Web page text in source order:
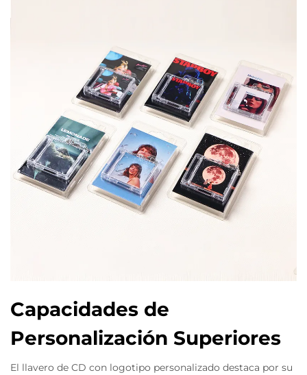
Capacidades de
Personalización Superiores
El llavero de CD con logotipo personalizado destaca por su